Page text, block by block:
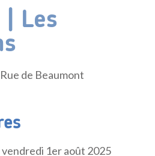
| Les
de Beaumont
1er août 2025